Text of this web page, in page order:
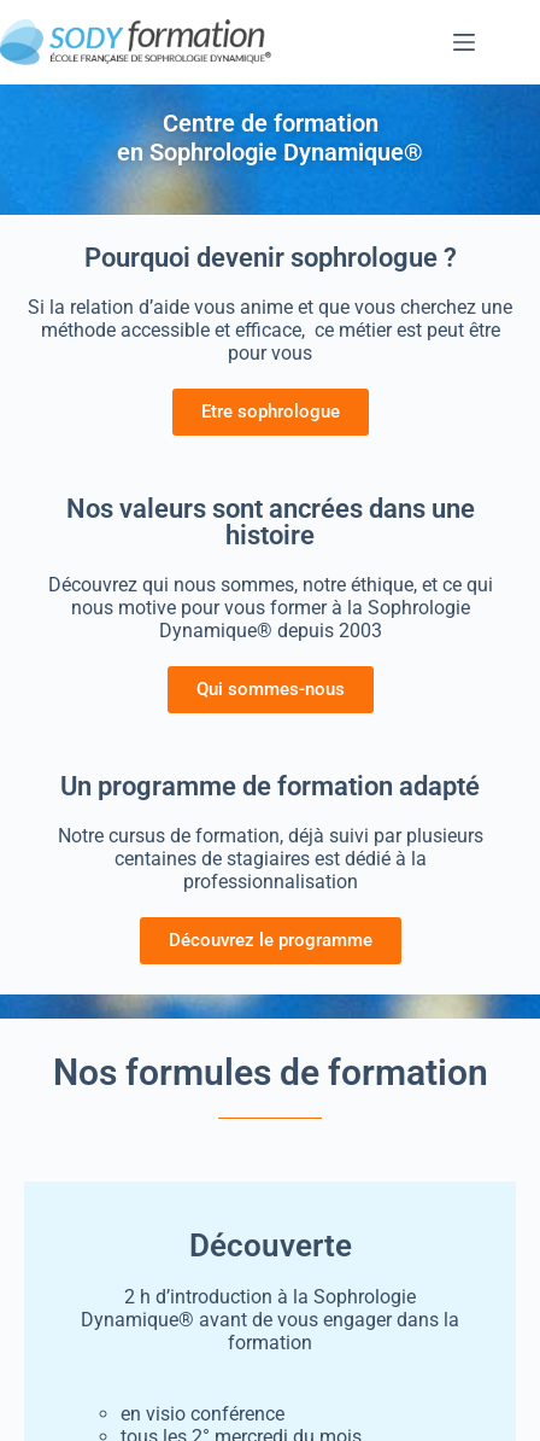
Centre de formation
en Sophrologie Dynamique®
Pourquoi devenir sophrologue ?
Si la relation d’aide vous anime et que vous cherchez une
méthode accessible et efficace, ce métier est peut être
pour vous
Etre sophrologue
Nos valeurs sont ancrées dans une
histoire
Découvrez qui nous sommes, notre éthique, et ce qui
nous motive pour vous former à la Sophrologie
Dynamique® depuis 2003
Qui sommes-nous
Un programme de formation adapté
Notre cursus de formation, déjà suivi par plusieurs
centaines de stagiaires est dédié à la
professionnalisation
Découvrez le programme
Nos formules de formation
Découverte
2 h d’introduction à la Sophrologie
Dynamique® avant de vous engager dans la
formation
en visio conférence